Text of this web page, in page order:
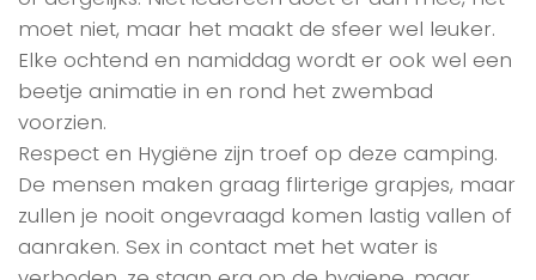
moet niet, maar het maakt de sfeer wel leuker.
Elke ochtend en namiddag wordt er ook wel een
beetje animatie in en rond het zwembad
voorzien.
Respect en Hygiëne zijn troef op deze camping.
De mensen maken graag flirterige grapjes, maar
zullen je nooit ongevraagd komen lastig vallen of
aanraken. Sex in contact met het water is